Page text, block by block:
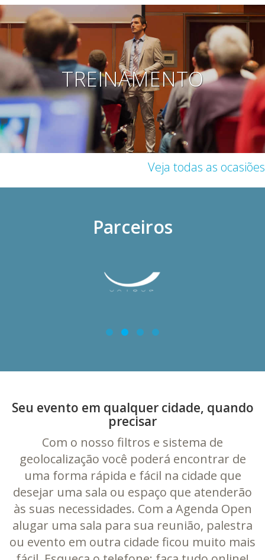
TREINAMENTO
Veja todas as ocasiões
Parceiros
Seu evento em qualquer cidade, quando
precisar
Com o nosso filtros e sistema de
geolocalização você poderá encontrar de
uma forma rápida e fácil na cidade que
desejar uma sala ou espaço que atenderão
às suas necessidades. Com a Agenda Open
alugar uma sala para sua reunião, palestra
ou evento em outra cidade ficou muito mais